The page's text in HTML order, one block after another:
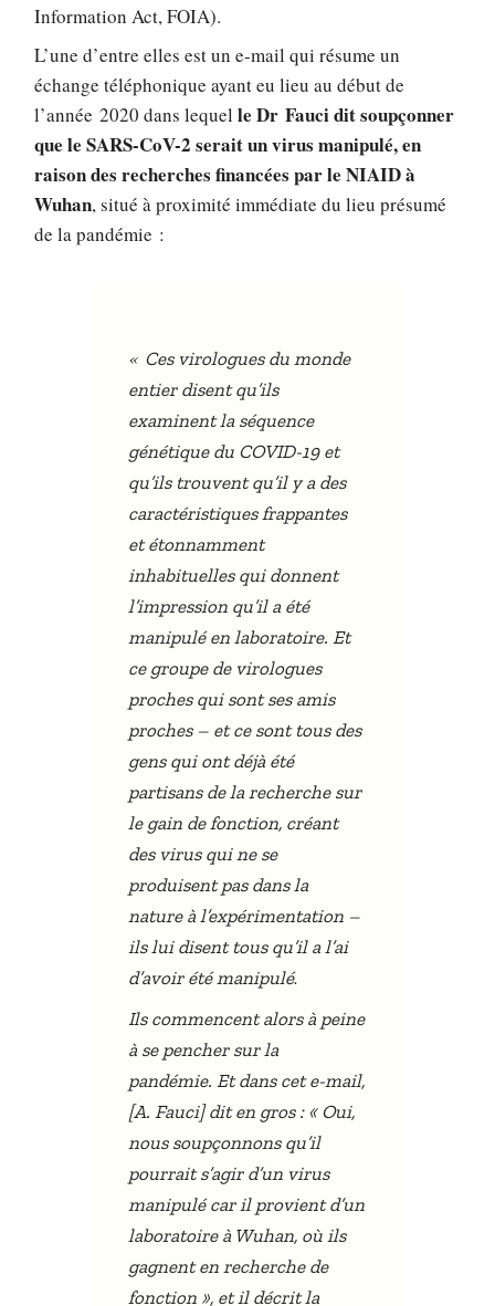
Information Act, FOIA).
L’une d’entre elles est un e-mail qui résume un
échange téléphonique ayant eu lieu au début de
l’année 2020 dans lequelle Dr Fauci dit soupçonner
que le SARS-CoV-2 serait un virus manipulé, en
raison des recherches financées par le NIAID à
Wuhan, situé à proximité immédiate du lieu présumé
de la pandémie :
« Ces virologues du monde
entier disent qu’ils
examinent la séquence
génétique du COVID-19 et
qu’ils trouvent qu’il y a des
caractéristiques frappantes
et étonnamment
inhabituelles qui donnent
l’impression qu’il a été
manipulé en laboratoire. Et
ce groupe de virologues
proches qui sont ses amis
proches – et ce sont tous des
gens qui ont déjà été
partisans de la recherche sur
le gain de fonction, créant
des virus qui ne se
produisent pas dans la
nature à l’expérimentation –
ils lui disent tous qu’il a l’ai
d’avoir été manipulé.
Ils commencent alors à peine
à se pencher sur la
pandémie. Et dans cet e-mail,
[A. Fauci] dit en gros : « Oui,
nous soupçonnons qu’il
pourrait s’agir d’un virus
manipulé car il provient d’un
laboratoire à Wuhan, où ils
gagnent en recherche de
fonction », et il décrit la